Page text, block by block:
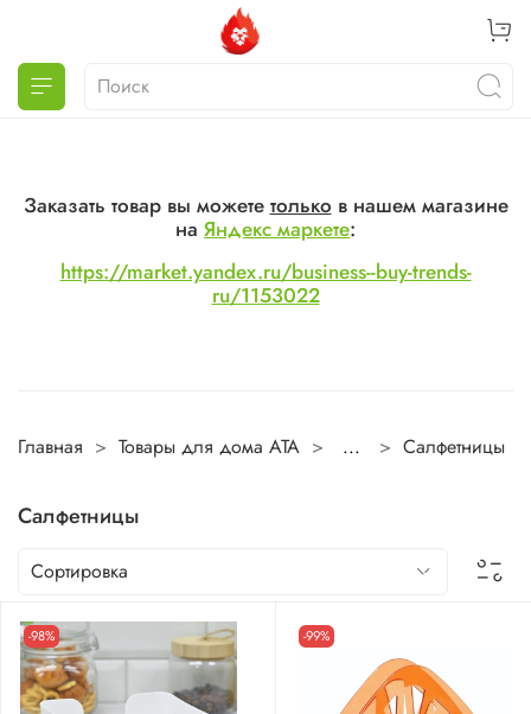
Заказать товар вы можете только в нашем магазине
на Яндекс маркете:
https://market.yandex.ru/business--buy-trends-
ru/1153022
Главная Товары для дома ATA ... Салфетницы
Салфетницы
-98% -99%